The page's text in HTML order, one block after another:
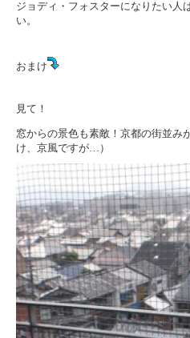
ジョディ・フォスターになりたい
い。
おまけ
見て！
窓からの景色も素敵！京都の街並み
け、京風ですが…）